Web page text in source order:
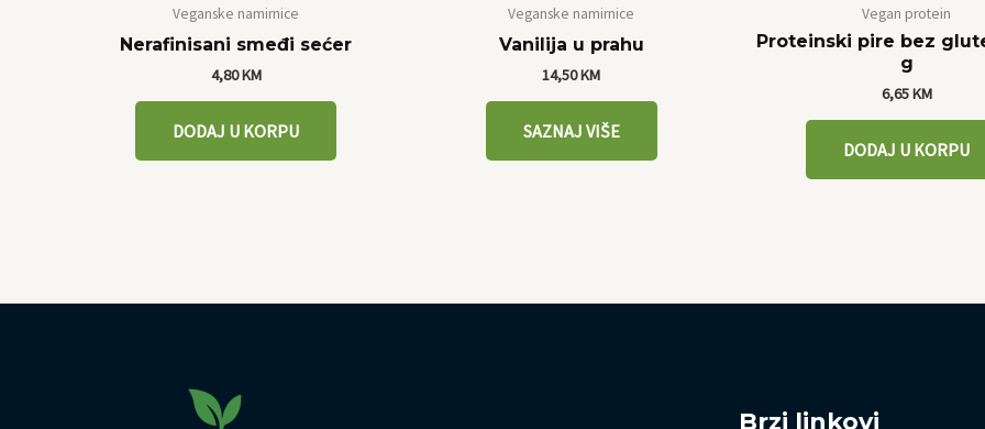
Veganske namirnice
Nerafinisani smeđi sećer
4,80KM
DODAJ U KORPU
Veganske namirnice
Vanilija u prahu
14,50KM
SAZNAJ VIŠE
Vegan protein
Proteinski pire bez
g
6,65KM
DODAJ U KORPU
Brzi linkovi